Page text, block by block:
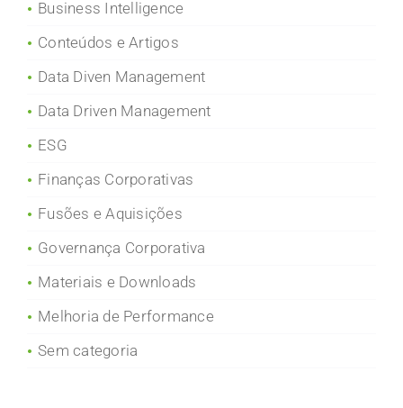
Business Intelligence
Conteúdos e Artigos
Data Diven Management
Data Driven Management
ESG
Finanças Corporativas
Fusões e Aquisições
Governança Corporativa
Materiais e Downloads
Melhoria de Performance
Sem categoria